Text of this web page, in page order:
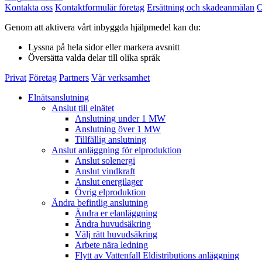
Kontakta oss Kontaktformulär företag Ersättning och skadeanmälan
Genom att aktivera vårt inbyggda hjälpmedel kan du:
Lyssna på hela sidor eller markera avsnitt
Översätta valda delar till olika språk
Privat Företag Partners Vår verksamhet
Elnätsanslutning
Anslut till elnätet
Anslutning under 1 MW
Anslutning över 1 MW
Tillfällig anslutning
Anslut anläggning för elproduktion
Anslut solenergi
Anslut vindkraft
Anslut energilager
Övrig elproduktion
Ändra befintlig anslutning
Ändra er elanläggning
Ändra huvudsäkring
Välj rätt huvudsäkring
Arbete nära ledning
Flytt av Vattenfall Eldistributions anläggning